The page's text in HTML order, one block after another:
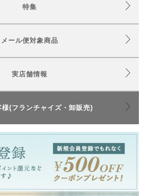
特集
メール便対象商品
実店舗情報
様(フランチャイズ・卸販売)